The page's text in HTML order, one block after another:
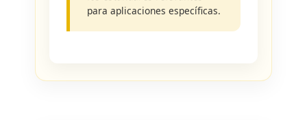
para aplicaciones específicas.